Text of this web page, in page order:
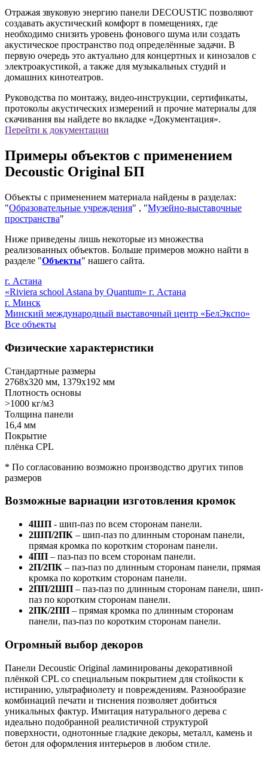
Отражая звуковую энергию панели DECOUSTIC позволяют
создавать акустический комфорт в помещениях, где
необходимо снизить уровень фонового шума или создать
акустическое пространство под определённые задачи. В
первую очередь это актуально для концертных и кинозалов с
электроакустикой, а также для музыкальных студий и
домашних кинотеатров.
Руководства по монтажу, видео-инструкции, сертификаты,
протоколы акустических измерений и прочие материалы для
скачивания вы найдете во вкладке «Документация».
Перейти к документации
Примеры объектов с применением
Decoustic Original БП
Объекты с применением материала найдены в разделах:
"Образовательные учреждения" , "Музейно-выставочные
пространства"
Ниже приведены лишь некоторые из множества
реализованных объектов. Больше примеров можно найти в
разделе "Объекты" нашего сайта.
г. Астана
«Riviera school Astana by Quantum» г. Астана
г. Минск
Минский международный выставочный центр «БелЭкспо»
Все объекты
Физические характеристики
Стандартные размеры
2768х320 мм, 1379х192 мм
Плотность основы
>1000 кг/м3
Толщина панели
16,4 мм
Покрытие
плёнка CPL
* По согласованию возможно производство других типов
размеров
Возможные вариации изготовления кромок
4ШП - шип-паз по всем сторонам панели.
2ШП/2ПК – шип-паз по длинным сторонам панели,
прямая кромка по коротким сторонам панели.
4ПП – паз-паз по всем сторонам панели.
2П/2ПК – паз-паз по длинным сторонам панели, прямая
кромка по коротким сторонам панели.
2ПП/2ШП – паз-паз по длинным сторонам панели, шип-
паз по коротким сторонам панели.
2ПК/2ПП – прямая кромка по длинным сторонам
панели, паз-паз по коротким сторонам панели.
Огромный выбор декоров
Панели Decoustic Original ламинированы декоративной
плёнкой CPL со специальным покрытием для стойкости к
истиранию, ультрафиолету и повреждениям. Разнообразие
комбинаций печати и тиснения позволяет добиться
уникальных фактур. Имитация натурального дерева с
идеально подобранной реалистичной структурой
поверхности, однотонные гладкие декоры, металл, камень и
бетон для оформления интерьеров в любом стиле.